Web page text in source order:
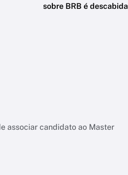
sobre BRB é descabida
associar candidato ao Master